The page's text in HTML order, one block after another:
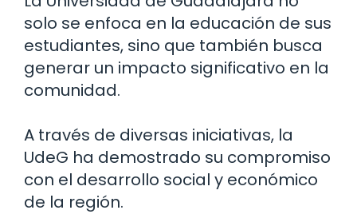
solo se enfoca en la educación de sus
estudiantes, sino que también busca
generar un impacto significativo en la
comunidad.
A través de diversas iniciativas, la
UdeG ha demostrado su compromiso
con el desarrollo social y económico
de la región.